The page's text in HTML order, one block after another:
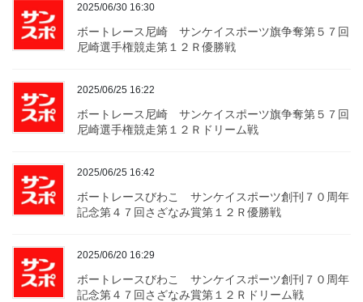
2025/06/30 16:30
ボートレース尼崎 サンケイスポーツ旗争奪第５７回
尼崎選手権競走第１２Ｒ優勝戦
2025/06/25 16:22
ボートレース尼崎 サンケイスポーツ旗争奪第５７回
尼崎選手権競走第１２Ｒドリーム戦
2025/06/25 16:42
ボートレースびわこ サンケイスポーツ創刊７０周年
記念第４７回さざなみ賞第１２Ｒ優勝戦
2025/06/20 16:29
ボートレースびわこ サンケイスポーツ創刊７０周年
記念第４７回さざなみ賞第１２Ｒドリーム戦